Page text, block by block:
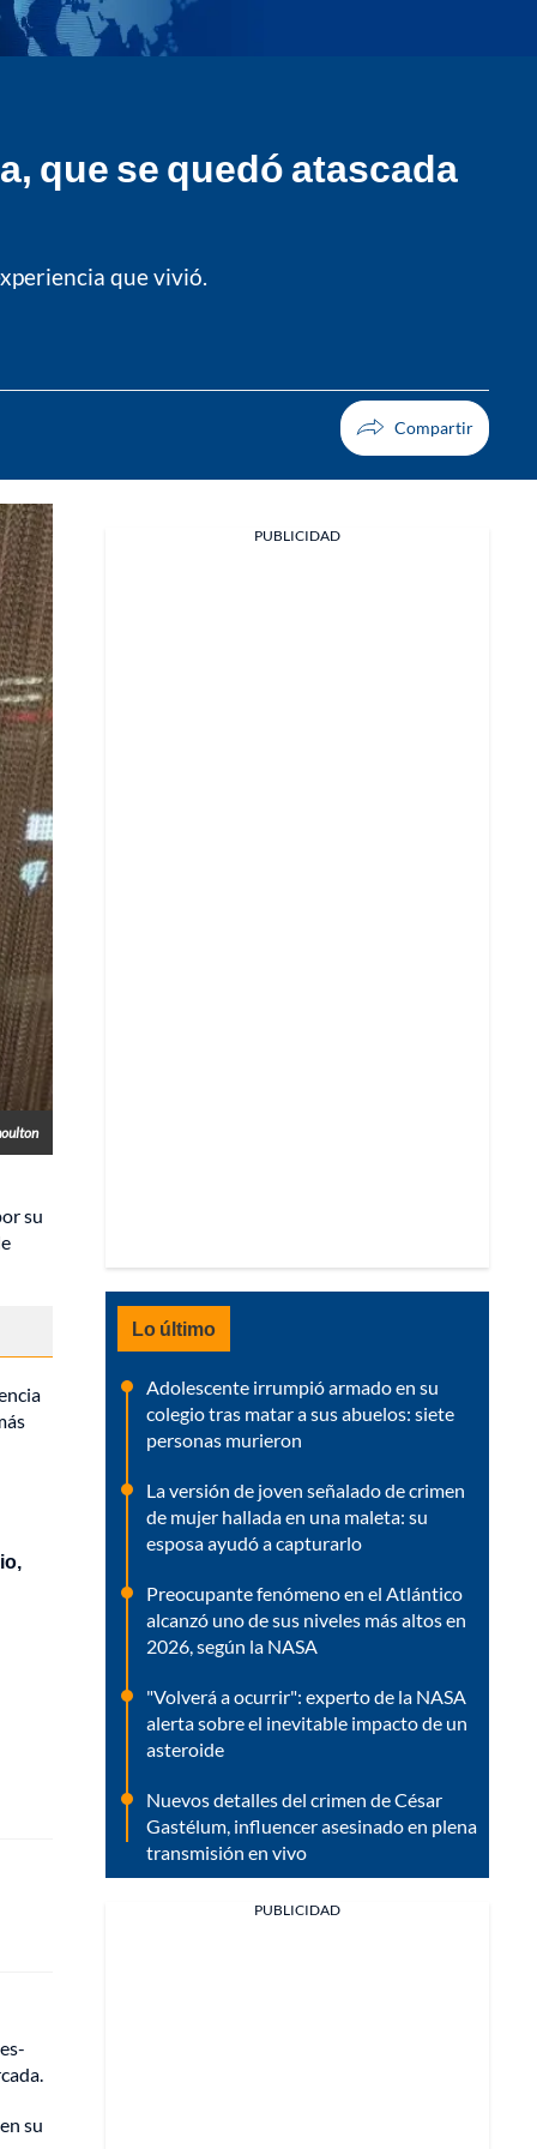
que se quedó atascada
que vivió.
su
su
PUBLICIDAD
Lo último
Adolescente irrumpió armado en su
colegio tras matar a sus abuelos: siete
personas murieron
La versión de joven señalado de crimen
de mujer hallada en una maleta: su
esposa ayudó a capturarlo
Preocupante fenómeno en el Atlántico
alcanzó uno de sus niveles más altos en
2026, según la NASA
"Volverá a ocurrir": experto de la NASA
alerta sobre el inevitable impacto de un
asteroide
Nuevos detalles del crimen de César
Gastélum, influencer asesinado en plena
transmisión en vivo
PUBLICIDAD